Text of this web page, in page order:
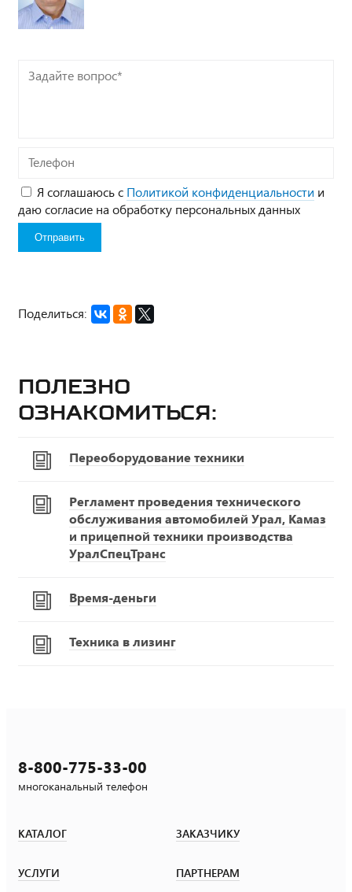
Задайте
вопрос*
Телефон
Я соглашаюсь с Политикой конфиденциальности и
даю согласие на обработку персональных данных
Поделиться:
Полезно
ознакомиться:
Переоборудование техники
Регламент проведения технического
обслуживания автомобилей Урал, Камаз
и прицепной техники производства
УралСпецТранс
Время-деньги
Техника в лизинг
8-800-775-33-00
многоканальный телефон
КАТАЛОГ ЗАКАЗЧИКУ
УСЛУГИ ПАРТНЕРАМ